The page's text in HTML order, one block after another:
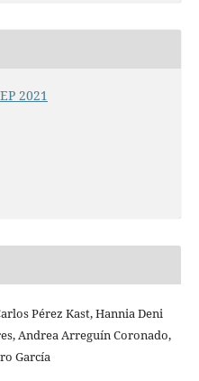
2021
Pérez Kast, Hannia Deni
Andrea Arreguín Coronado,
García